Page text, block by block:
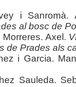
i Sanromà.
al bosc de
Axel.
de Prades als
i Garcia.
Sauleda.